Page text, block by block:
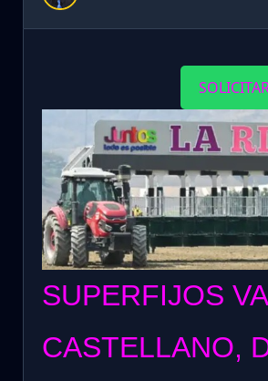
SUPERFIJOS
CASTELLANO,